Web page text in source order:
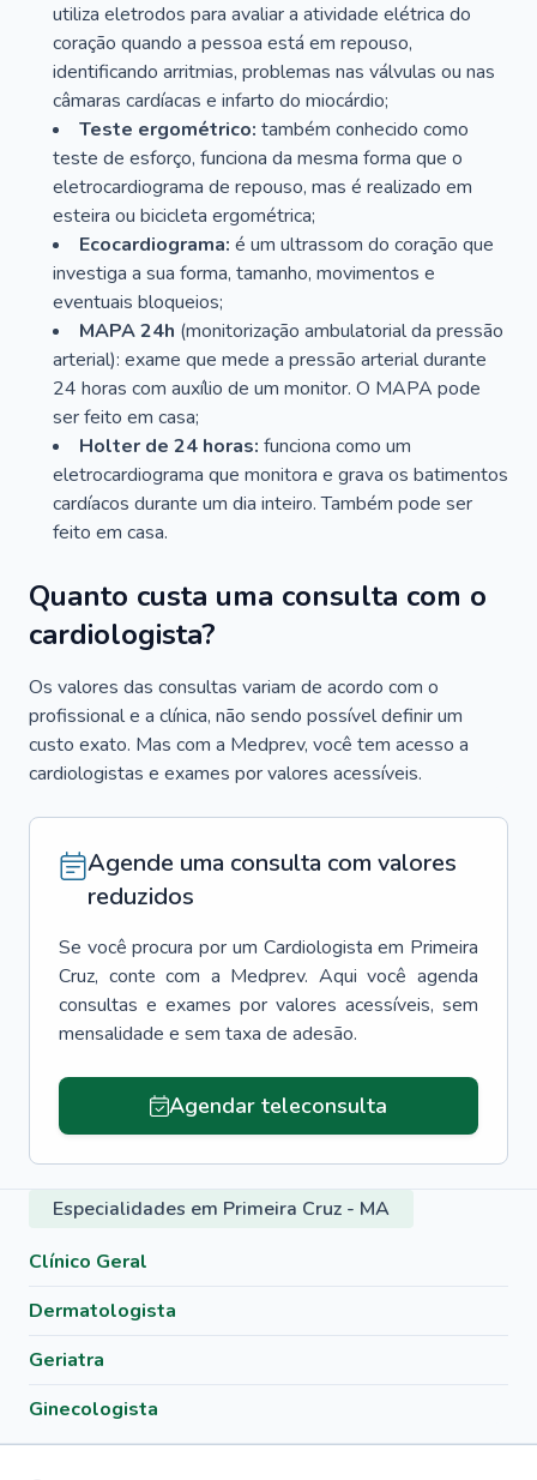
utiliza eletrodos para avaliar a atividade elétrica do
coração quando a pessoa está em repouso,
identificando arritmias, problemas nas válvulas ou nas
câmaras cardíacas e infarto do miocárdio;
Teste ergométrico: também conhecido como
teste de esforço, funciona da mesma forma que o
eletrocardiograma de repouso, mas é realizado em
esteira ou bicicleta ergométrica;
Ecocardiograma: é um ultrassom do coração que
investiga a sua forma, tamanho, movimentos e
eventuais bloqueios;
MAPA 24h (monitorização ambulatorial da pressão
arterial): exame que mede a pressão arterial durante
24 horas com auxílio de um monitor. O MAPA pode
ser feito em casa;
Holter de 24 horas: funciona como um
eletrocardiograma que monitora e grava os batimentos
cardíacos durante um dia inteiro. Também pode ser
feito em casa.
Quanto custa uma consulta com o
cardiologista?
Os valores das consultas variam de acordo com o
profissional e a clínica, não sendo possível definir um
custo exato. Mas com a Medprev, você tem acesso a
cardiologistas e exames por valores acessíveis.
Agende uma consulta com valores
reduzidos
Se você procura por um Cardiologista em Primeira
Cruz, conte com a Medprev. Aqui você agenda
consultas e exames por valores acessíveis, sem
mensalidade e sem taxa de adesão.
Agendar teleconsulta
Especialidades em Primeira Cruz - MA
Clínico Geral
Dermatologista
Geriatra
Ginecologista